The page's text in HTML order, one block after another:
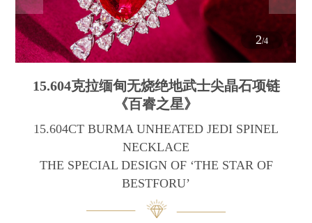
2/4
15.604克拉缅甸无烧绝地武士尖晶石项链
《百睿之星》
15.604CT BURMA UNHEATED JEDI SPINEL
NECKLACE
THE SPECIAL DESIGN OF ‘THE STAR OF
BESTFORU’